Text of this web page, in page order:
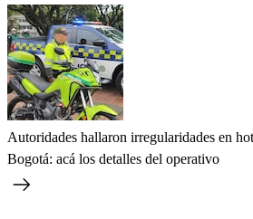
Autoridades hallaron irregularidades en
Bogotá: acá los detalles del operativo